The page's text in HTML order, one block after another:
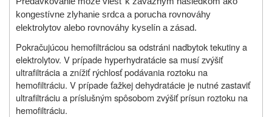
kongestívne zlyhanie srdca a porucha rovnováhy
elektrolytov alebo rovnováhy kyselín a zásad.
Pokračujúcou hemofiltráciou sa odstráni nadbytok tekutiny a
elektrolytov. V prípade hyperhydratácie sa musí zvýšiť
ultrafiltrácia a znížiť rýchlosť podávania roztoku na
hemofiltráciu. V prípade ťažkej dehydratácie je nutné zastaviť
ultrafiltráciu a príslušným spôsobom zvýšiť prísun roztoku na
hemofiltráciu.